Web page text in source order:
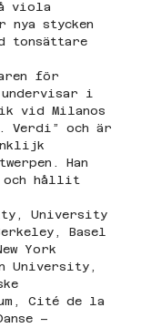
viola
nya stycken
tonsättare
för
undervisar i
vid Milanos
Verdi” och är
Han
och hållit
University
Basel
York
University,
Cité de la
–